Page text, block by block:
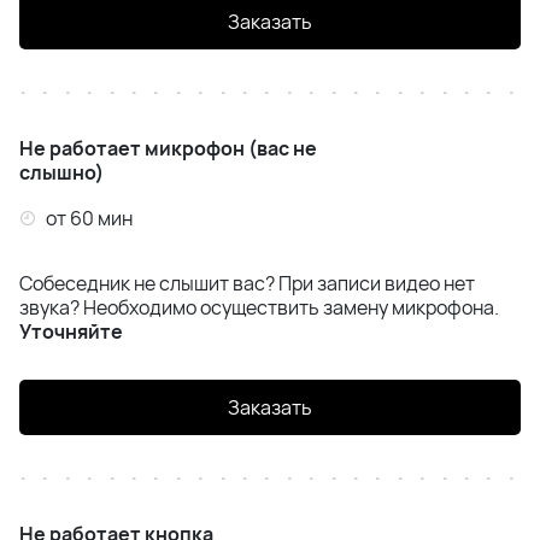
Заказать
Не работает микрофон (вас не
слышно)
от 60 мин
Собеседник не слышит вас? При записи видео нет
звука? Необходимо осуществить замену микрофона.
Уточняйте
Заказать
Не работает кнопка